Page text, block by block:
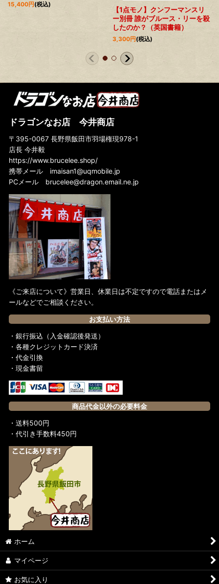
15,400円(税込)
【1点モノ】クンフーマンスリ
ー別冊 誰がブルース・リーを殺
したのか？（英国書籍）
3,300円(税込)
ドラゴンなお店 今井商店
〒395-0067 長野県飯田市羽場権現978-1
店長 今井毅
https://www.brucelee.shop/
携帯メール imaisan1@uqmobile.jp
PCメール brucelee@dragon.email.ne.jp
《ご来店について》営業日、休業日は不定ですので電話またはメ
ールなどでご相談ください。
お支払い方法
・銀行振込（入金確認後発送）
・各種クレジットカード決済
・代金引換
・現金書留
商品代金以外の必要料金
・送料500円
・代引き手数料450円
ホーム
マイページ
お気に入り